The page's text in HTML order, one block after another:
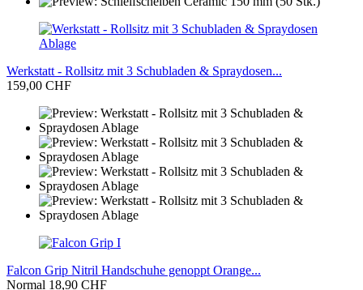
Werkstatt - Rollsitz mit 3 Schubladen & Spraydosen...
159,00 CHF
Falcon Grip Nitril Handschuhe genoppt Orange...
Normal 18,90 CHF